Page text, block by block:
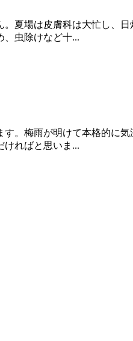
夏場は皮膚科は大忙し、
、虫除けなど十...
。梅雨が明けて本格的に
ければと思いま...